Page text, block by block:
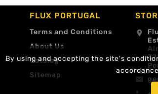
By using and accepting the site's
FLUX PORTUGAL
Terms and Conditions
About Us
Catalog
Sitemap
location_on
email